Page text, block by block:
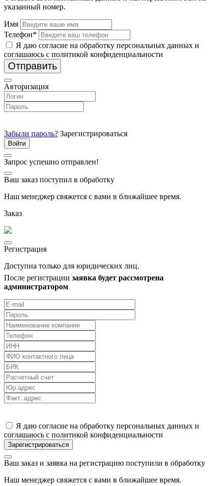
указанный номер.
Имя
Телефон*
Я даю согласие на обработку персональных данных и
соглашаюсь с политикой конфиденциальности
Отправить
Авторизация
Забыли пароль? Зарегистрироваться
Запрос успешно отправлен!
Ваш заказ поступил в обработку
Наш менеджер свяжется с вами в ближайшее время.
Заказ
Регистрация
Доступна только для юридических лиц.
После регистрации заявка будет рассмотрена
администратором
Я даю согласие на обработку персональных данных и
соглашаюсь с политикой конфиденциальности
Ваш заказ и заявка на регистрацию поступили в обработку
Наш менеджер свяжется с вами в ближайшее время.